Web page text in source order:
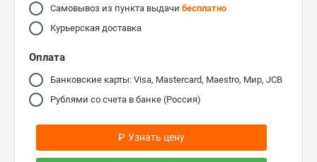
Самовывоз из пункта выдачи бесплатно
Курьерская доставка
Оплата
Банковские карты: Visa, Mastercard, Maestro, Мир, JCB
Рублями со счета в банке (Россия)
₽ Узнать цену